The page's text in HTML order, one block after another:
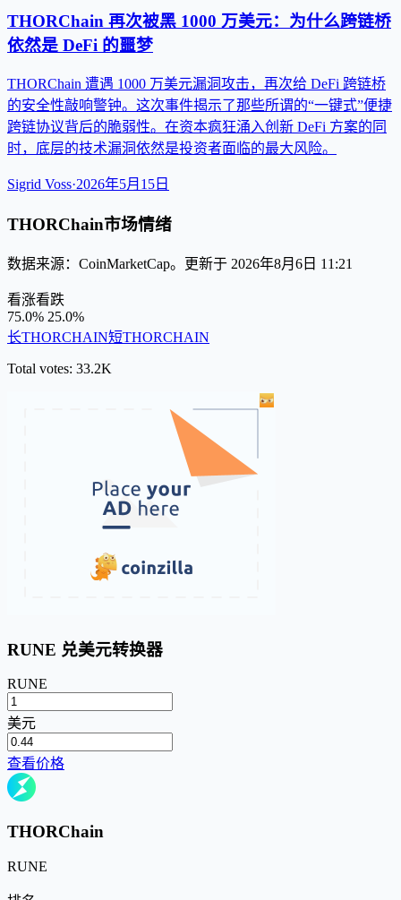
THORChain 再次被黑 1000 万美元：为什么跨链桥
依然是 DeFi 的噩梦
THORChain 遭遇 1000 万美元漏洞攻击，再次给 DeFi 跨链桥
的安全性敲响警钟。这次事件揭示了那些所谓的“一键式”便捷
跨链协议背后的脆弱性。在资本疯狂涌入创新 DeFi 方案的同
时，底层的技术漏洞依然是投资者面临的最大风险。
Sigrid Voss·2026年5月15日
THORChain市场情绪
数据来源：CoinMarketCap。更新于 2026年8月6日 11:21
看涨看跌
75.0% 25.0%
长THORCHAIN短THORCHAIN
Total votes: 33.2K
RUNE 兑美元转换器
RUNE
美元
查看价格
THORChain
RUNE